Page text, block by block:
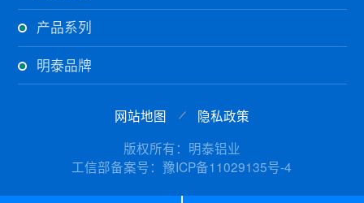
产品系列
明泰品牌
网站地图
隐私政策
版权所有：明泰铝业
工信部备案号：豫ICP备11029135号-4